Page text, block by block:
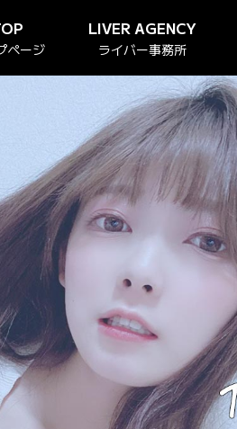
ページ
LIVER AGENCY
ライバー事務所